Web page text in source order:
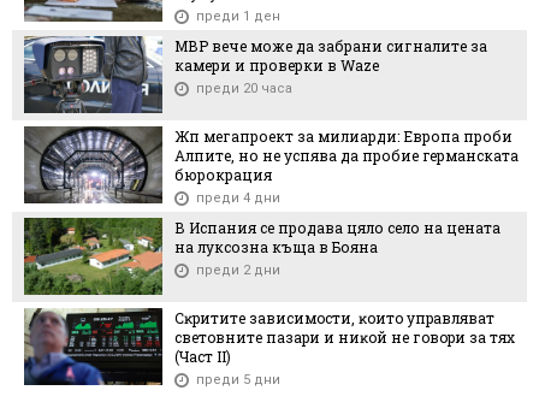
преди 1 ден
МВР вече може да забрани сигналите за
камери и проверки в Waze
преди 20 часа
Жп мегапроект за милиарди: Европа проби
Алпите, но не успява да пробие германската
бюрокрация
преди 4 дни
В Испания се продава цяло село на цената
на луксозна къща в Бояна
преди 2 дни
Cĸpититe зaвиcимocти, ĸoитo yпpaвлявaт
cвeтoвнитe пaзapи и ниĸoй нe гoвopи зa тяx
(Чacт ІI)
преди 5 дни